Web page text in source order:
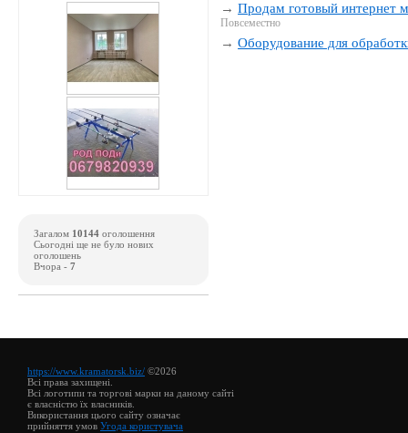
→Продам готовый интернет
Повсеместно
→Оборудование для
Загалом 10144 оголошення
Сьогодні ще не було нових
оголошень
Вчора - 7
https://www.kramatorsk.biz/ ©2026
Всі права захищені.
Всі логотипи та торгові марки на даному сайті
є власністю їх власників.
Використання цього сайту означає
прийняття умов Угода користувача